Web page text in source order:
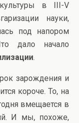
в III-V
науки,
под напором
дало начало
.
зарождения и
короче. То, на
вмещается в
И мы, похоже,